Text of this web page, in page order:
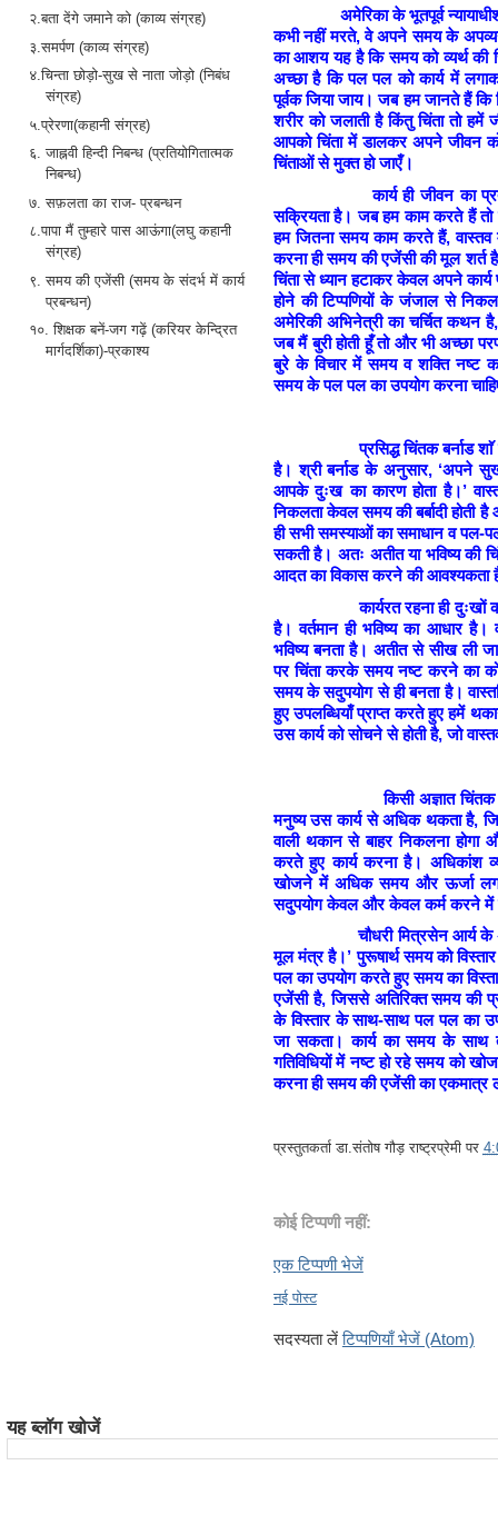
२.बता देंगे जमाने को (काव्य संग्रह)
३.समर्पण (काव्य संग्रह)
४.चिन्ता छोड़ो-सुख से नाता जोड़ो (निबंध
संग्रह)
५.प्रेरणा(कहानी संग्रह)
६. जाह्नवी हिन्दी निबन्ध (प्रतियोगितात्मक
निबन्ध)
७. सफ़लता का राज- प्रबन्धन
८.पापा मैं तुम्हारे पास आऊंगा(लघु कहानी
संग्रह)
९. समय की एजेंसी (समय के संदर्भ में कार्य
प्रबन्धन)
१०. शिक्षक बनें-जग गढ़ें (करियर केन्द्रित
मार्गदर्शिका)-प्रकाश्य
अमेरिका के भूतपूर्व न्यायाधीश
कभी नहीं मरते, वे अपने समय के
का आशय यह है कि समय को व्यर्थ
अच्छा है कि पल पल को कार्य में
पूर्वक जिया जाय। जब हम जानते हैं कि
शरीर को जलाती है किंतु चिंता तो
आपको चिंता में डालकर अपने जीवन
चिंताओं से मुक्त हो जाएँ।
कार्य ही जीवन का प्रतीक
सक्रियता है। जब हम काम करते हैं तो
हम जितना समय काम करते हैं,
करना ही समय की एजेंसी की मूल शर्त
चिंता से ध्यान हटाकर केवल अपने
होने की टिप्पणियों के जंजाल से
अमेरिकी अभिनेत्री का चर्चित कथन
जब मैं बुरी होती हूँ तो और भी अच्छा
बुरे के विचार में समय व शक्ति नष्ट
समय के पल पल का उपयोग करना
प्रसिद्ध चिंतक बर्नाड शाॅ ने
है। श्री बर्नाड के अनुसार, ‘अपने
आपके दुःख का कारण होता है।’
निकलता केवल समय की बर्बादी होती
ही सभी समस्याओं का समाधान व पल-
सकती है। अतः अतीत या भविष्य की
आदत का विकास करने की आवश्यकता
कार्यरत रहना ही दुःखों की
है। वर्तमान ही भविष्य का आधार
भविष्य बनता है। अतीत से सीख ली
पर चिंता करके समय नष्ट करने का
समय के सदुपयोग से ही बनता है।
हुए उपलब्धियाँ प्राप्त करते हुए हमें
उस कार्य को सोचने से होती है, जो
किसी अज्ञात चिंतक का कथन
मनुष्य उस कार्य से अधिक थकता है,
वाली थकान से बाहर निकलना
करते हुए कार्य करना है। अधिकांश
खोजने में अधिक समय और ऊर्जा
सदुपयोग केवल और केवल कर्म करने में
चौधरी मित्रसेन आर्य के
मूल मंत्र है।’ पुरूषार्थ समय को
पल का उपयोग करते हुए समय का
एजेंसी है, जिससे अतिरिक्त समय की
के विस्तार के साथ-साथ पल पल का
जा सकता। कार्य का समय के साथ
गतिविधियों में नष्ट हो रहे समय को
करना ही समय की एजेंसी का एकमात्र
प्रस्तुतकर्ताडा.संतोष गौड़ राष्ट्रप्रेमी पर
कोई टिप्पणी नहीं:
एक टिप्पणी भेजें
नई पोस्ट
सदस्यता लेंटिप्पणियाँ भेजें (Atom)
यह ब्लॉग खोजें